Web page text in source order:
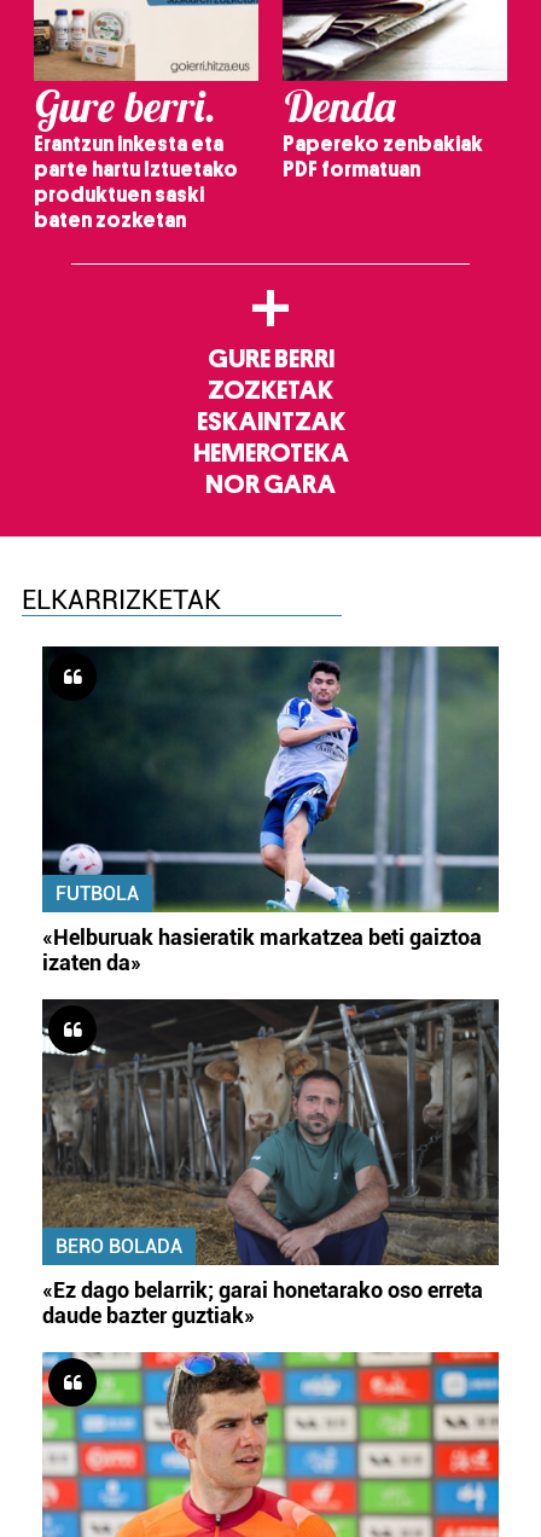
Gure berri.
Erantzun inkesta eta
parte hartu Iztuetako
produktuen saski
baten zozketan
Denda
Papereko zenbakiak
PDF formatuan
+
GURE BERRI
ZOZKETAK
ESKAINTZAK
HEMEROTEKA
NOR GARA
ELKARRIZKETAK
FUTBOLA
«Helburuak hasieratik markatzea beti gaiztoa
izaten da»
BERO BOLADA
«Ez dago belarrik; garai honetarako oso erreta
daude bazter guztiak»